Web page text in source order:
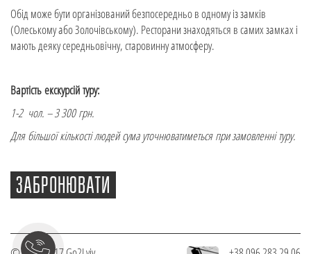
Обід може бути організований безпосередньо в одному із замків
(Олеському або Золочівському). Ресторани знаходяться в самих замках і
мають деяку середньовічну, старовинну атмосферу.
Вартість екскурсій туру:
1-2 чол. – 3 300 грн.
Для більшої кількості людей сума уточнюватиметься при замовленні туру.
ЗАБРОНЮВАТИ